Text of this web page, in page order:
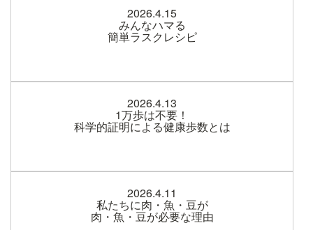
2026.4.15
みんなハマる
簡単ラスクレシピ
2026.4.13
1万歩は不要！
科学的証明による健康歩数とは
2026.4.11
私たちに肉・魚・豆が
肉・魚・豆が必要な理由